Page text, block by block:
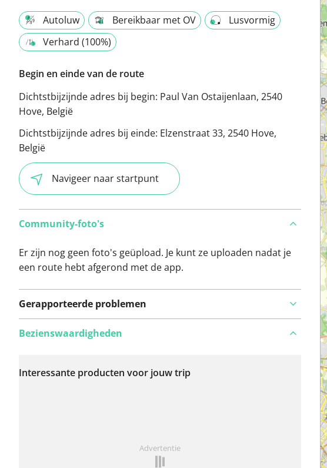
Autoluw Bereikbaar met OV
Lusvormig
Verhard (100%)
Begin en einde van de route
Dichtstbijzijnde adres bij begin: Paul Van Ostaijenlaan, 2540
Hove, België
Dichtstbijzijnde adres bij einde: Elzenstraat 33, 2540 Hove,
België
Navigeer naar startpunt
Community-foto's
Er zijn nog geen foto's geüpload. Je kunt ze uploaden nadat je
een route hebt afgerond met de app.
Gerapporteerde problemen
problemen op deze
Bezienswaardigheden
Interessante producten voor jouw trip
Advertentie